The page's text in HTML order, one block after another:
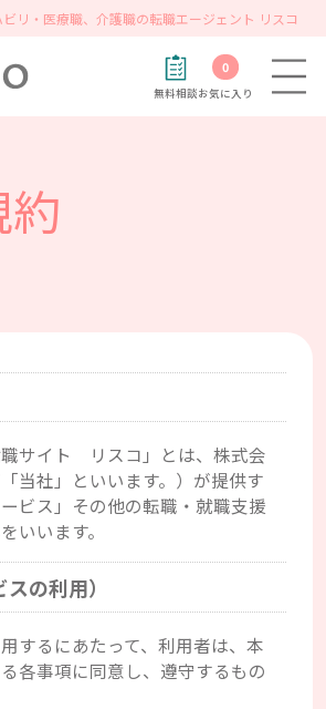
リ・医療職、介護職の転職エージェント リスコ
無料相談
0
お気に入り
職サイト リスコ」とは、株式会
当社」といいます。）が提供す
ビス」その他の転職・就職支援
いいます。
の利用）
するにあたって、利用者は、本
各事項に同意し、遵守するもの